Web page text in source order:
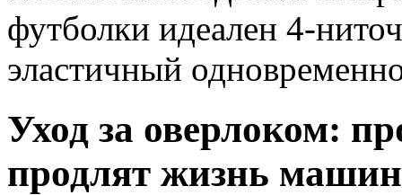
футболки идеален 4-
эластичный
Уход за оверлоком:
продлят жизнь